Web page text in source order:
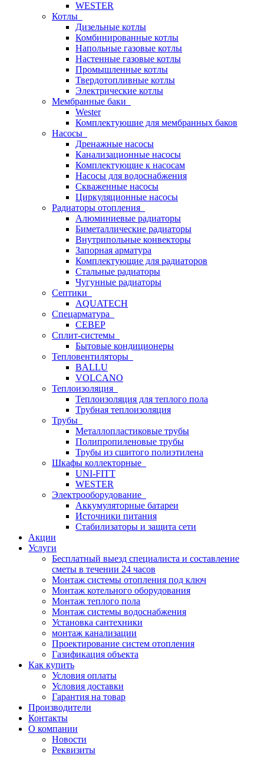
WESTER
Котлы
Дизельные котлы
Комбинированные котлы
Напольные газовые котлы
Настенные газовые котлы
Промышленные котлы
Твердотопливные котлы
Электрические котлы
Мембранные баки
Wester
Комплектуюшие для мембранных баков
Насосы
Дренажные насосы
Канализационные насосы
Комплектующие к насосам
Насосы для водоснабжения
Скваженные насосы
Циркуляционные насосы
Радиаторы отопления
Алюминиевые радиаторы
Биметаллические радиаторы
Внутрипольные конвекторы
Запорная арматура
Комплектующие для радиаторов
Стальные радиаторы
Чугунные радиаторы
Септики
AQUATECH
Спецарматура
СЕВЕР
Сплит-системы
Бытовые кондиционеры
Тепловентиляторы
BALLU
VOLCANO
Теплоизоляция
Теплоизоляция для теплого пола
Трубная теплоизоляция
Трубы
Металлопластиковые трубы
Полипропиленовые трубы
Трубы из сшитого полиэтилена
Шкафы коллекторные
UNI-FITT
WESTER
Электрооборудование
Аккумуляторные батареи
Источники питания
Стабилизаторы и защита сети
Акции
Услуги
Бесплатный выезд специалиста и составление
сметы в течении 24 часов
Монтаж системы отопления под ключ
Монтаж котельного оборудования
Монтаж теплого пола
Монтаж системы водоснабжения
Установка сантехники
монтаж канализации
Проектирование систем отопления
Газификация объекта
Как купить
Условия оплаты
Условия доставки
Гарантия на товар
Производители
Контакты
О компании
Новости
Реквизиты